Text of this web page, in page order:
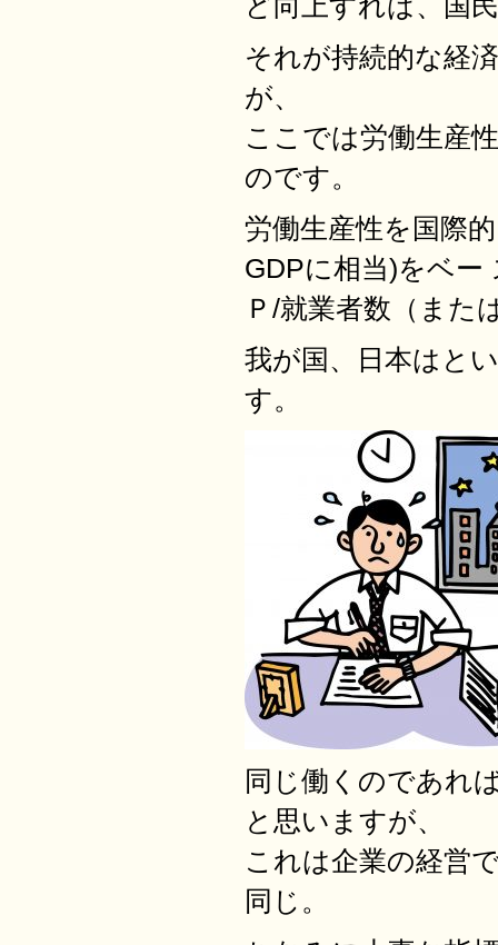
それが持続的な経
が、
ここでは労働生産
のです。
労働生産性を国際
GDPに相当)をベー
Ｐ/就業者数（また
我が国、日本はと
す。
同じ働くのであれ
と思いますが、
これは企業の経営
同じ。